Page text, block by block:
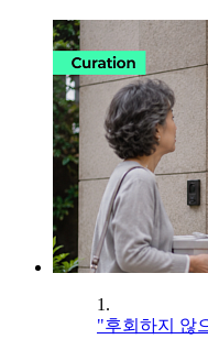
1.
"후회하지 않